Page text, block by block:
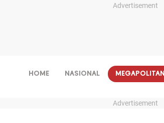
Advertisement
HOME NASIONAL MEGAPOLITAN
Advertisement